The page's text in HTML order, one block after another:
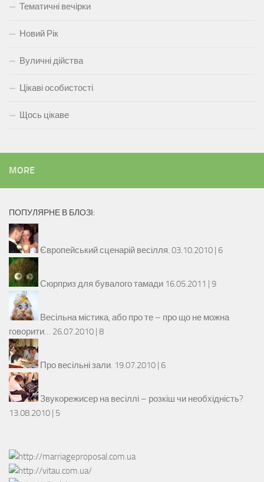
Тематичні вечірки
Новий Рік
Вуличні дійства
Цікаві особистості
Щось цікаве
MORE
ПОПУЛЯРНЕ В БЛОЗІ:
Європейський сценарій весілля. 03.10.2010 | 6
Сюрприз для бувалого тамади 16.05.2011 | 9
Весільна містика, або про те – про що не можна
говорити… 26.07.2010 | 8
Про весільні зали. 19.07.2010 | 6
Звукорежисер на весіллі – розкіш чи необхідність?
13.08.2010 | 5